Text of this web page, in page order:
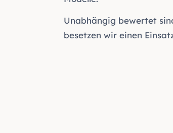
Unabhängig bewertet
besetzen wir einen